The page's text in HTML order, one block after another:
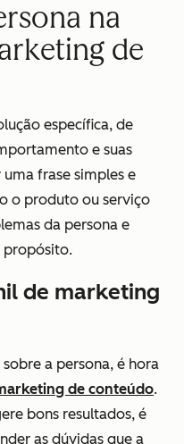
na
de
específica, de
e suas
frase simples e
o produto ou serviço
da persona e
propósito.
de marketing
a persona, é hora
de conteúdo.
bons resultados, é
as dúvidas que a